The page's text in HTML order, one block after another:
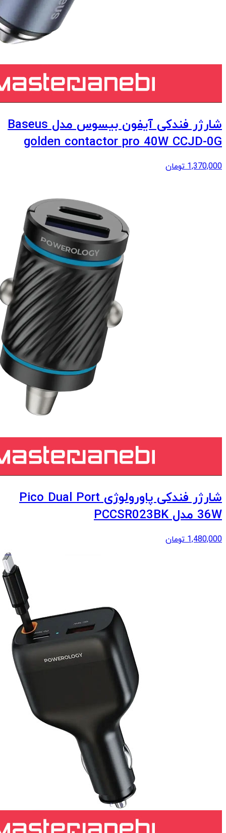
شارژر فندکی آیفون بیسوس مدل Baseus
golden contactor pro 40W CCJD-0G
1,370,000 تومان
شارژر فندکی پاورولوژی Pico Dual Port
36W مدل PCCSR023BK
1,480,000 تومان